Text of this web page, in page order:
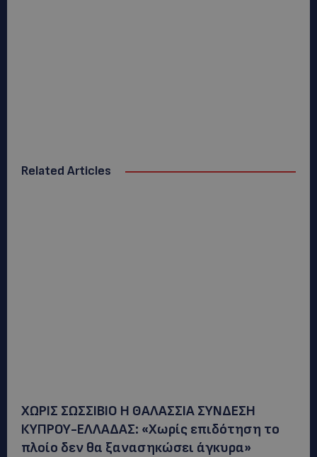
Related Articles
ΧΩΡΙΣ ΣΩΣΣΙΒΙΟ Η ΘΑΛΑΣΣΙΑ ΣΥΝΔΕΣΗ
ΚΥΠΡΟΥ-ΕΛΛΑΔΑΣ: «Χωρίς επιδότηση το
πλοίο δεν θα ξανασηκώσει άγκυρα»